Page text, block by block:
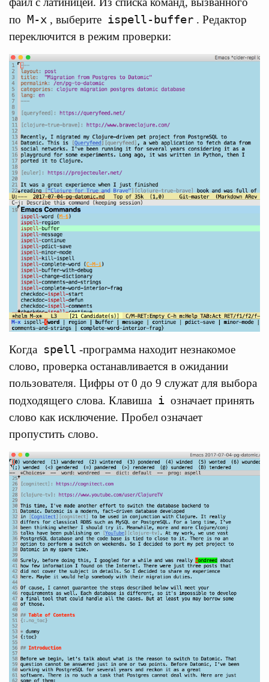
по M-x , выберите ispell-buffer . Редактор
переключится в режим проверки:
Когда spell -программа находит незнакомое
слово, проверка останавливается в ожидании
пользователя. Цифры от 0 до 9 служат для выбора
подходящего слова. Клавиша i означает принять
слово как исключение. Пробел означает
пропустить слово.